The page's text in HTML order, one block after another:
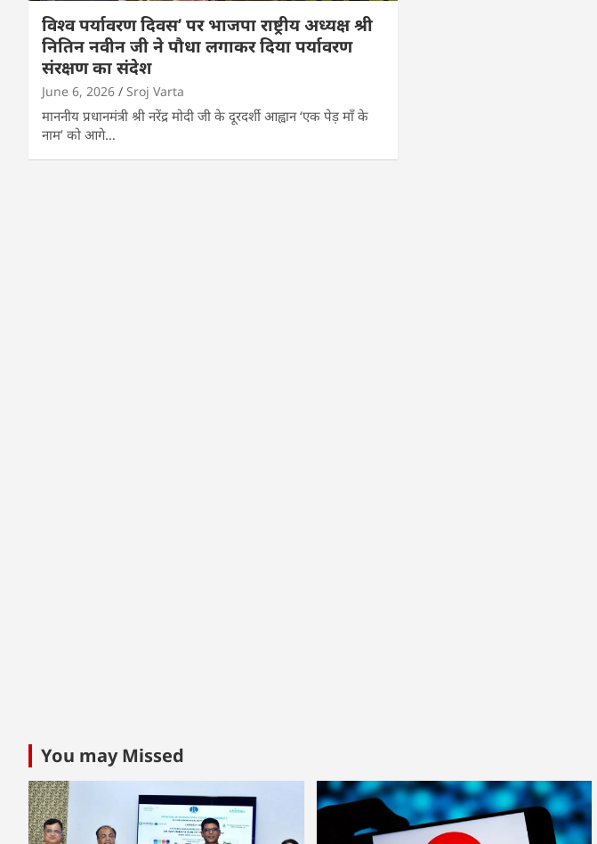
विश्व पर्यावरण दिवस’ पर भाजपा राष्ट्रीय अध्यक्ष श्री
नितिन नवीन जी ने पौधा लगाकर दिया पर्यावरण
संरक्षण का संदेश
June 6, 2026 Sroj Varta
माननीय प्रधानमंत्री श्री नरेंद्र मोदी जी के दूरदर्शी आह्वान ‘एक पेड़ माँ के
नाम’ को आगे…
You may Missed